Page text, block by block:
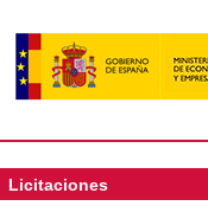
Licitaciones